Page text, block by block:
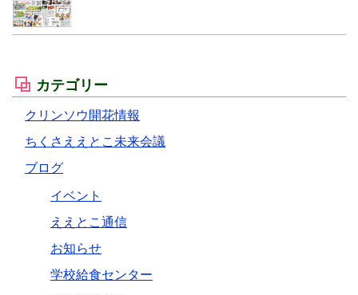
カテゴリー
クリンソウ開花情報
ちくさええとこ未来会議
ブログ
イベント
ええとこ通信
お知らせ
学校給食センター